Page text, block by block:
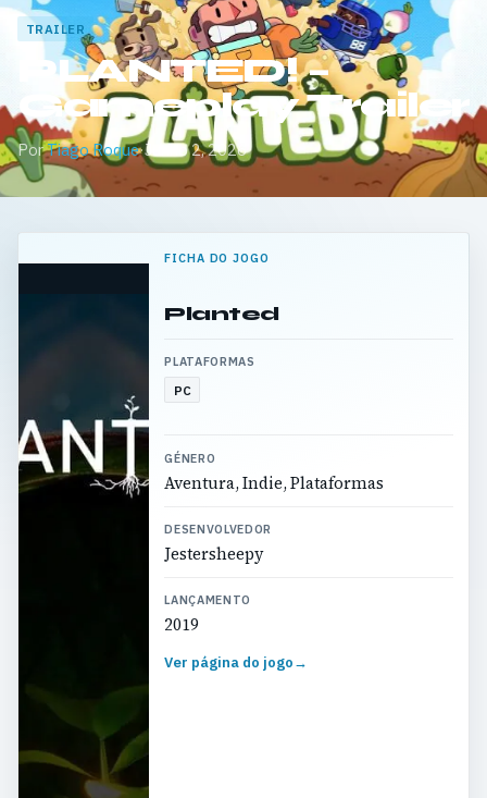
TRAILER
PLANTED! –
Gameplay Trailer
PorTiago Roque·Junho 2, 2026
FICHA DO JOGO
Planted
PLATAFORMAS
PC
GÉNERO
Aventura, Indie, Plataformas
DESENVOLVEDOR
Jestersheepy
LANÇAMENTO
2019
Ver página do jogo→